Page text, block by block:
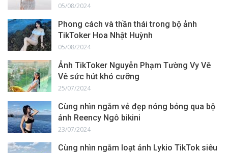
05/08/2024
Phong cách và thần thái trong bộ ảnh
TikToker Hoa Nhật Huỳnh
05/08/2024
Ảnh TikToker Nguyễn Phạm Tường Vy Vê
Vê sức hút khó cưỡng
25/07/2024
Cùng nhìn ngắm vẻ đẹp nóng bỏng qua bộ
ảnh Reency Ngô bikini
23/07/2024
Cùng nhìn ngắm loạt ảnh Lykio TikTok siêu